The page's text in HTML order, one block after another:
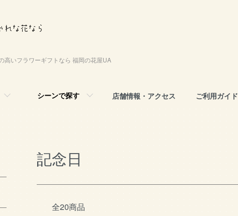
高いフラワーギフトなら 福岡の花屋UA
シーンで探す 店舗情報・アクセス ご利用ガイド
記念日
全20商品